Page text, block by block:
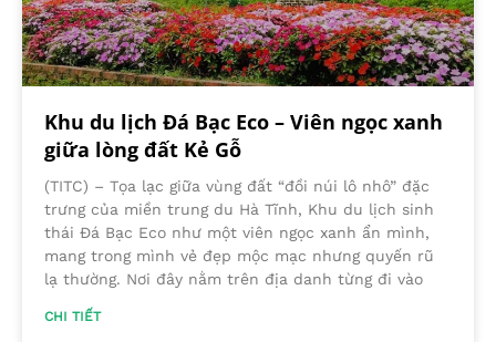
Khu du lịch Đá Bạc Eco – Viên ngọc xanh
giữa lòng đất Kẻ Gỗ
(TITC) – Tọa lạc giữa vùng đất “đồi núi lô nhô” đặc
trưng của miền trung du Hà Tĩnh, Khu du lịch sinh
thái Đá Bạc Eco như một viên ngọc xanh ẩn mình,
mang trong mình vẻ đẹp mộc mạc nhưng quyến rũ
lạ thường. Nơi đây nằm trên địa danh từng đi vào
CHI TIẾT